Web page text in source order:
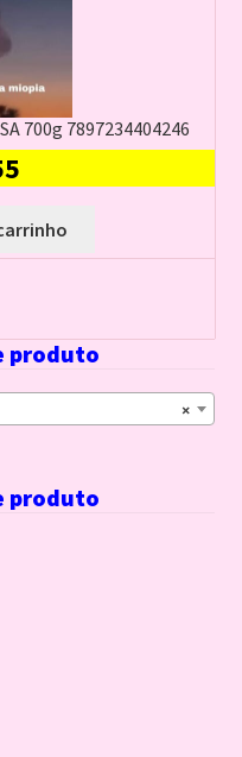
700g 7897234404246
produto
×
produto